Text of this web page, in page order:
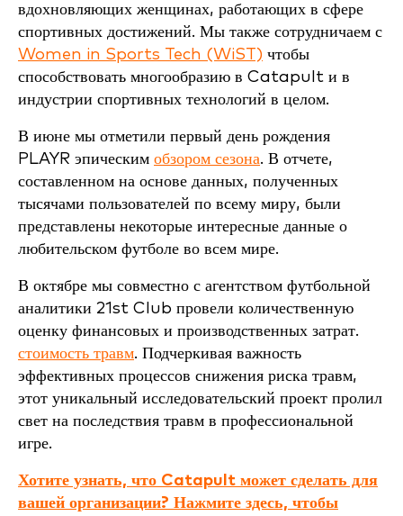
вдохновляющих женщинах, работающих в сфере
спортивных достижений. Мы также сотрудничаем с
Women in Sports Tech (WiST) чтобы
способствовать многообразию в Catapult и в
индустрии спортивных технологий в целом.
В июне мы отметили первый день рождения
PLAYR эпическим обзором сезона. В отчете,
составленном на основе данных, полученных
тысячами пользователей по всему миру, были
представлены некоторые интересные данные о
любительском футболе во всем мире.
В октябре мы совместно с агентством футбольной
аналитики 21st Club провели количественную
оценку финансовых и производственных затрат.
стоимость травм. Подчеркивая важность
эффективных процессов снижения риска травм,
этот уникальный исследовательский проект пролил
свет на последствия травм в профессиональной
игре.
Хотите узнать, что Catapult может сделать для
вашей организации? Нажмите здесь, чтобы